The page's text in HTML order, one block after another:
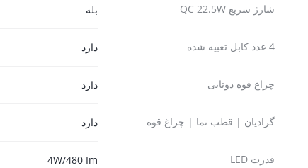
شارژ سریع QC 22.5W بله
4 عدد کابل تعبیه شده دارد
چراغ قوه دوتایی دارد
گرادیان | قطب نما | چراغ قوه دارد
قدرت LED 4W/480 Im